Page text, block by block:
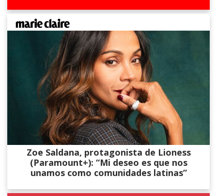
Zoe Saldana, protagonista de Lioness
(Paramount+): “Mi deseo es que nos
unamos como comunidades latinas”